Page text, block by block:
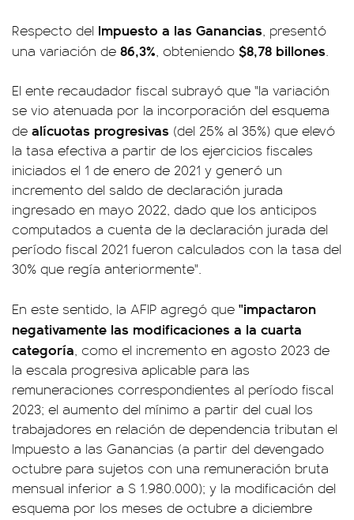
Respecto del Impuesto a las Ganancias, presentó
una variación de 86,3%, obteniendo $8,78 billones.
El ente recaudador fiscal subrayó que "la variación
se vio atenuada por la incorporación del esquema
de alícuotas progresivas (del 25% al 35%) que elevó
la tasa efectiva a partir de los ejercicios fiscales
iniciados el 1 de enero de 2021 y generó un
incremento del saldo de declaración jurada
ingresado en mayo 2022, dado que los anticipos
computados a cuenta de la declaración jurada del
período fiscal 2021 fueron calculados con la tasa del
30% que regía anteriormente".
En este sentido, la AFIP agregó que "impactaron
negativamente las modificaciones a la cuarta
categoría, como el incremento en agosto 2023 de
la escala progresiva aplicable para las
remuneraciones correspondientes al período fiscal
2023; el aumento del mínimo a partir del cual los
trabajadores en relación de dependencia tributan el
Impuesto a las Ganancias (a partir del devengado
octubre para sujetos con una remuneración bruta
mensual inferior a $ 1.980.000); y la modificación del
esquema por los meses de octubre a diciembre